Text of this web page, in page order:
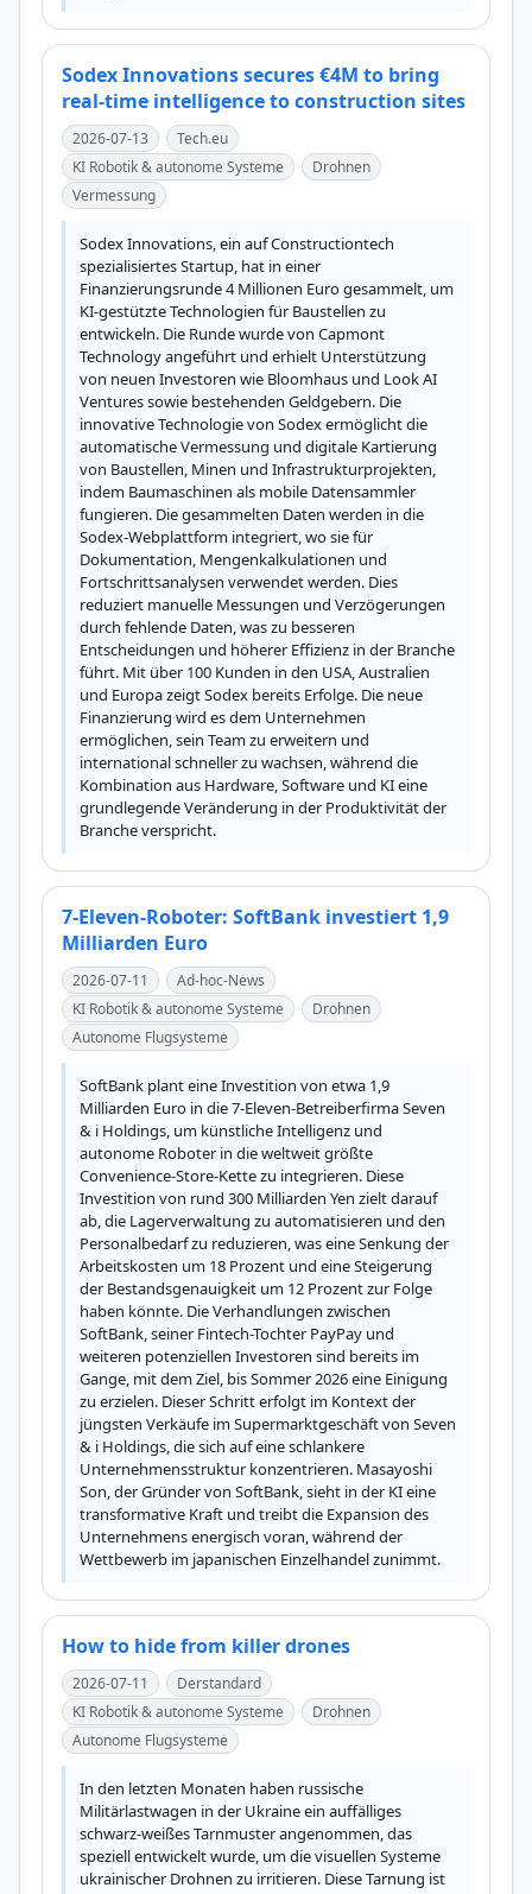
Sodex Innovations secures €4M to bring
real-time intelligence to construction sites
2026-07-13
Tech.eu
KI Robotik & autonome Systeme
Drohnen
Vermessung
Sodex Innovations, ein auf Constructiontech
spezialisiertes Startup, hat in einer
Finanzierungsrunde 4 Millionen Euro gesammelt, um
KI-gestützte Technologien für Baustellen zu
entwickeln. Die Runde wurde von Capmont
Technology angeführt und erhielt Unterstützung
von neuen Investoren wie Bloomhaus und Look AI
Ventures sowie bestehenden Geldgebern. Die
innovative Technologie von Sodex ermöglicht die
automatische Vermessung und digitale Kartierung
von Baustellen, Minen und Infrastrukturprojekten,
indem Baumaschinen als mobile Datensammler
fungieren. Die gesammelten Daten werden in die
Sodex-Webplattform integriert, wo sie für
Dokumentation, Mengenkalkulationen und
Fortschrittsanalysen verwendet werden. Dies
reduziert manuelle Messungen und Verzögerungen
durch fehlende Daten, was zu besseren
Entscheidungen und höherer Effizienz in der Branche
führt. Mit über 100 Kunden in den USA, Australien
und Europa zeigt Sodex bereits Erfolge. Die neue
Finanzierung wird es dem Unternehmen
ermöglichen, sein Team zu erweitern und
international schneller zu wachsen, während die
Kombination aus Hardware, Software und KI eine
grundlegende Veränderung in der Produktivität der
Branche verspricht.
7-Eleven-Roboter: SoftBank investiert 1,9
Milliarden Euro
2026-07-11
Ad-hoc-News
KI Robotik & autonome Systeme
Drohnen
Autonome Flugsysteme
SoftBank plant eine Investition von etwa 1,9
Milliarden Euro in die 7-Eleven-Betreiberfirma Seven
& i Holdings, um künstliche Intelligenz und
autonome Roboter in die weltweit größte
Convenience-Store-Kette zu integrieren. Diese
Investition von rund 300 Milliarden Yen zielt darauf
ab, die Lagerverwaltung zu automatisieren und den
Personalbedarf zu reduzieren, was eine Senkung der
Arbeitskosten um 18 Prozent und eine Steigerung
der Bestandsgenauigkeit um 12 Prozent zur Folge
haben könnte. Die Verhandlungen zwischen
SoftBank, seiner Fintech-Tochter PayPay und
weiteren potenziellen Investoren sind bereits im
Gange, mit dem Ziel, bis Sommer 2026 eine Einigung
zu erzielen. Dieser Schritt erfolgt im Kontext der
jüngsten Verkäufe im Supermarktgeschäft von Seven
& i Holdings, die sich auf eine schlankere
Unternehmensstruktur konzentrieren. Masayoshi
Son, der Gründer von SoftBank, sieht in der KI eine
transformative Kraft und treibt die Expansion des
Unternehmens energisch voran, während der
Wettbewerb im japanischen Einzelhandel zunimmt.
How to hide from killer drones
2026-07-11
Derstandard
KI Robotik & autonome Systeme
Drohnen
Autonome Flugsysteme
In den letzten Monaten haben russische
Militärlastwagen in der Ukraine ein auffälliges
schwarz-weißes Tarnmuster angenommen, das
speziell entwickelt wurde, um die visuellen Systeme
ukrainischer Drohnen zu irritieren. Diese Tarnung ist